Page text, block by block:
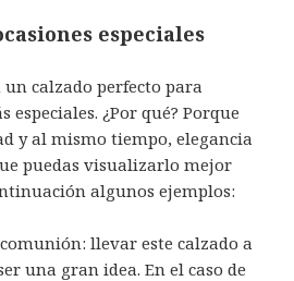
especiales
calzado perfecto para
especiales. ¿Por qué? Porque
y al mismo tiempo, elegancia
puedas visualizarlo mejor
algunos ejemplos:
llevar este calzado a
una gran idea. En el caso de